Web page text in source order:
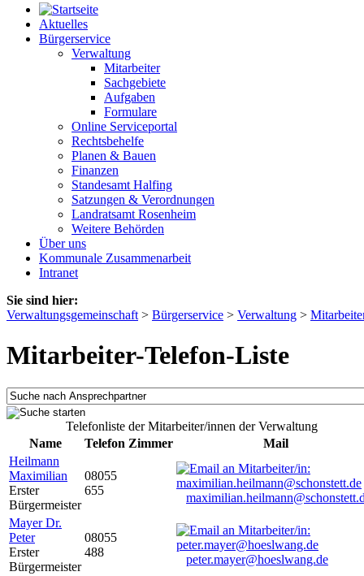
Aktuelles
Bürgerservice
Verwaltung
Mitarbeiter
Sachgebiete
Aufgaben
Formulare
Online Serviceportal
Rechtsbehelfe
Planen & Bauen
Finanzen
Standesamt Halfing
Satzungen & Verordnungen
Landratsamt Rosenheim
Weitere Behörden
Über uns
Kommunale Zusammenarbeit
Intranet
Sie sind hier:
Verwaltungsgemeinschaft > Bürgerservice > Verwaltung >
Mitarbeiter-Telefon-Liste
Telefonliste der Mitarbeiter/innen der Verwaltung
Name
Telefon Zimmer
Mail
Heilmann
Maximilian
Erster
Bürgermeister
08055
655
Mayer Dr.
Peter
Erster
Bürgermeister
08055
488
peter.mayer@hoeslwang.de